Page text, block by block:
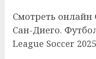
Смотреть онлайн
Сан-Диего.
League Soccer